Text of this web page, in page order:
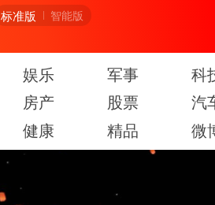
标准版 智能版
娱乐 军事
科
房产 股票
汽
健康 精品 微